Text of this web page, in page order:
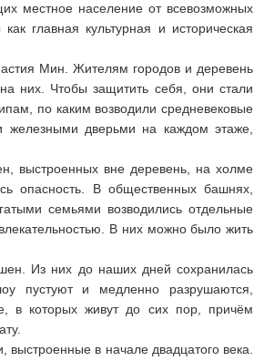
местное население от всевозможных
главная культурная и историческая
Мин. Жителям городов и деревень
них. Чтобы защитить себя, они стали
по каким возводили средневековые
дверьми на каждом этаже,
выстроенных вне деревень, на холме
опасность. В общественных башнях,
семьями возводились отдельные
В них можно было жить
Из них до наших дней сохранилась
пустуют и медленно разрушаются,
в которых живут до сих пор, причём
в начале двадцатого века.